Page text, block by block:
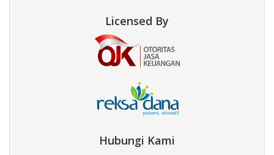
Licensed By
Hubungi Kami